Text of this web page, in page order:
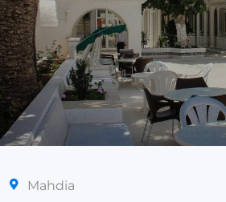
Mahdia